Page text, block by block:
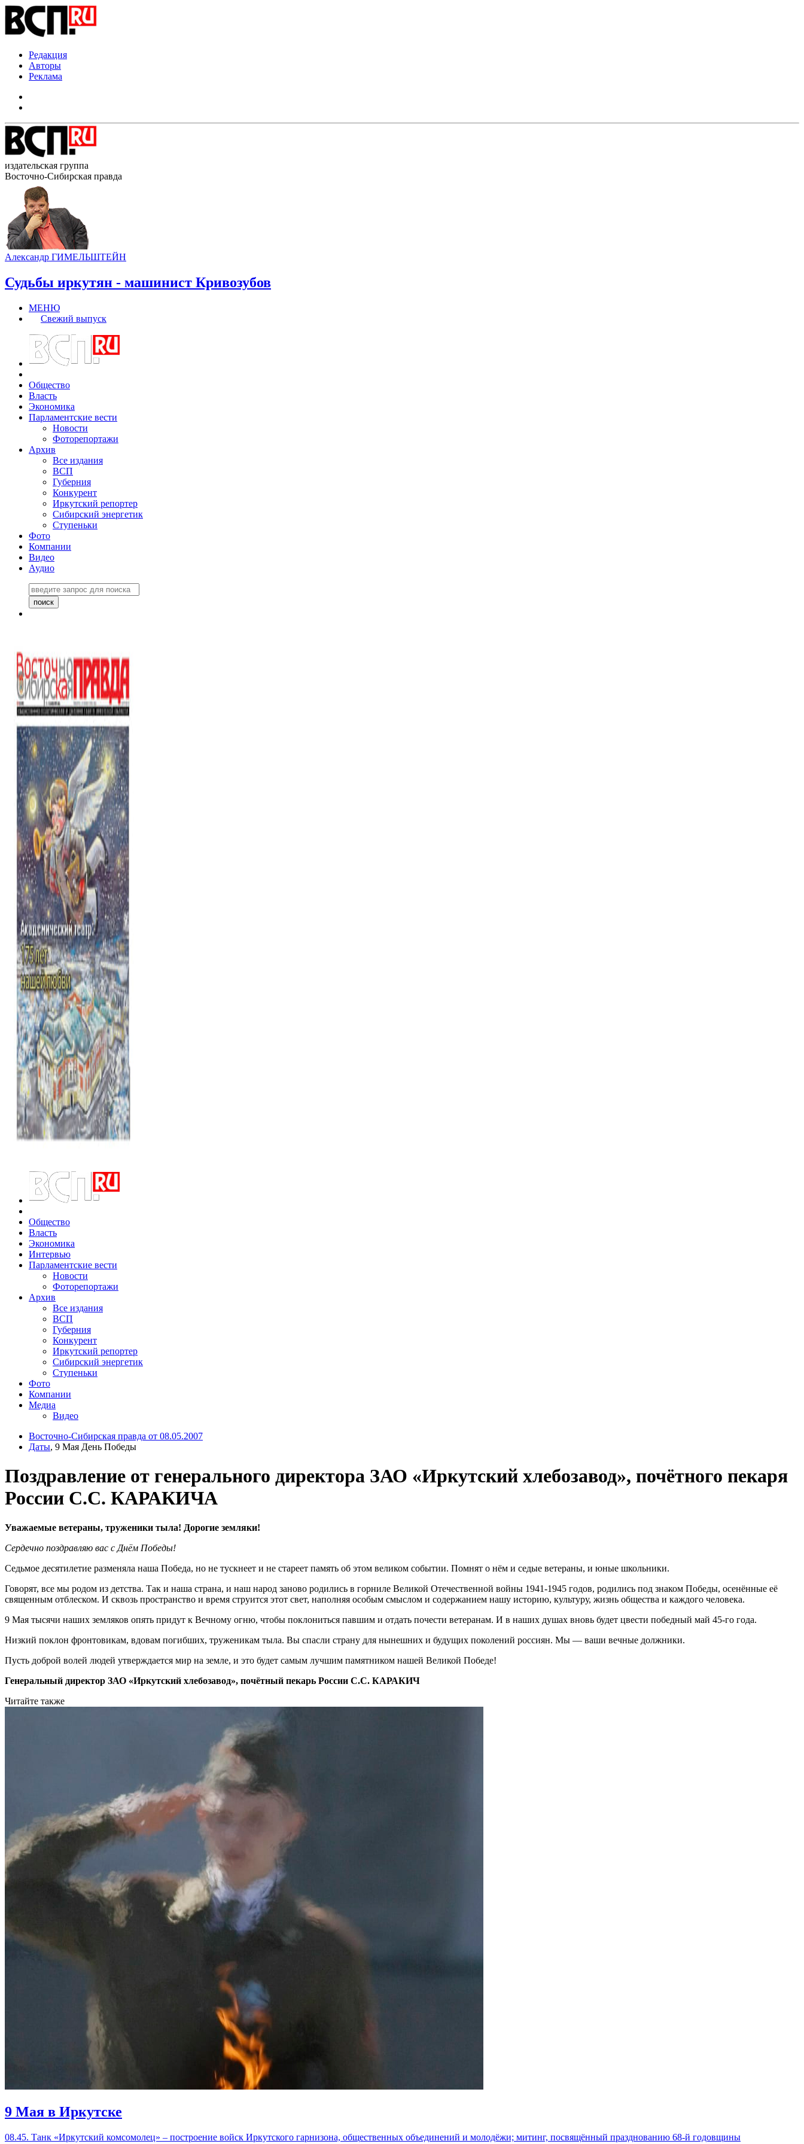
Редакция
Авторы
Реклама
издательская группа
Восточно-Сибирская правда
Александр ГИМЕЛЬШТЕЙН
Судьбы иркутян - машинист Кривозубов
МЕНЮ
Свежий выпуск
Общество
Власть
Экономика
Парламентские вести
Новости
Фоторепортажи
Архив
Все издания
ВСП
Губерния
Конкурент
Иркутский репортер
Сибирский энергетик
Ступеньки
Фото
Компании
Видео
Аудио
Общество
Власть
Экономика
Интервью
Парламентские вести
Новости
Фоторепортажи
Архив
Все издания
ВСП
Губерния
Конкурент
Иркутский репортер
Сибирский энергетик
Ступеньки
Фото
Компании
Медиа
Видео
Восточно-Сибирская правда от 08.05.2007
Даты, 9 Мая День Победы
Поздравление от генерального директора ЗАО «Иркутский хлебозавод», почётного пекаря
России С.С. КАРАКИЧА
Уважаемые ветераны, труженики тыла! Дорогие земляки!
Сердечно поздравляю вас с Днём Победы!
Седьмое десятилетие разменяла наша Победа, но не тускнеет и не стареет память об этом великом событии. Помнят о нём и седые ветераны, и юные школьники.
Говорят, все мы родом из детства. Так и наша страна, и наш народ заново родились в горниле Великой Отечественной войны 1941-1945 годов, родились под знаком Победы, осенённые её
священным отблеском. И сквозь пространство и время струится этот свет, наполняя особым смыслом и содержанием нашу историю, культуру, жизнь общества и каждого человека.
9 Мая тысячи наших земляков опять придут к Вечному огню, чтобы поклониться павшим и отдать почести ветеранам. И в наших душах вновь будет цвести победный май 45-го года.
Низкий поклон фронтовикам, вдовам погибших, труженикам тыла. Вы спасли страну для нынешних и будущих поколений россиян. Мы — ваши вечные должники.
Пусть доброй волей людей утверждается мир на земле, и это будет самым лучшим памятником нашей Великой Победе!
Генеральный директор ЗАО «Иркутский хлебозавод», почётный пекарь России С.С. КАРАКИЧ
Читайте также
9 Мая в Иркутске
08.45. Танк «Иркутский комсомолец» – построение войск Иркутского гарнизона, общественных объединений и молодёжи; митинг, посвящённый празднованию 68-й годовщины